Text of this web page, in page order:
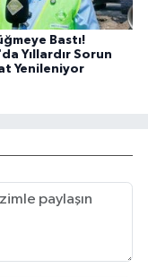
Bastı!
Yıllardır Sorun
Yenileniyor